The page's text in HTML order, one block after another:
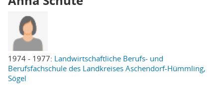
1974 - 1977: Landwirtschaftliche Berufs- und
Berufsfachschule des Landkreises Aschendorf-Hümmling,
Sögel